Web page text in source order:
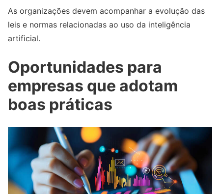
As organizações devem acompanhar a evolução das
leis e normas relacionadas ao uso da inteligência
artificial.
Oportunidades para
empresas que adotam
boas práticas